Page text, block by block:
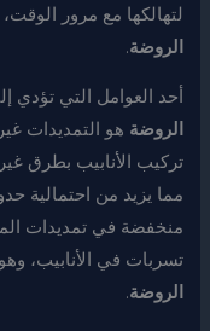
لتهالكها مع مرور
الروضة.
أحد العوامل التي
الروضة هو التمديدات
تركيب الأنابيب بطرق
مما يزيد من احتمالية
منخفضة في تمديدات
تسربات في الأنابيب،
الروضة.